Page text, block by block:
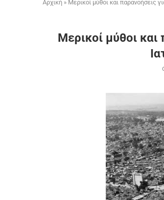
Αρχική » Μερικοί μύθοι και παρανοήσεις
Μερικοί μύθοι